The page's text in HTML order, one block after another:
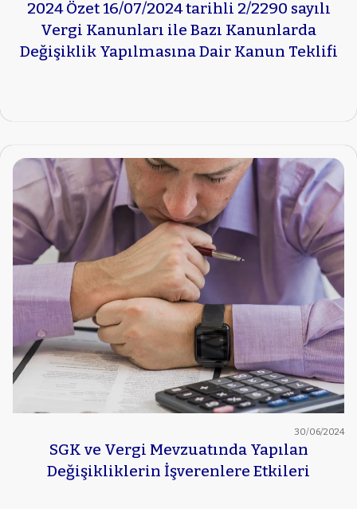
2024 Özet 16/07/2024 tarihli 2/2290 sayılı
Vergi Kanunları ile Bazı Kanunlarda
Değişiklik Yapılmasına Dair Kanun Teklifi
30/06/2024
SGK ve Vergi Mevzuatında Yapılan
Değişikliklerin İşverenlere Etkileri